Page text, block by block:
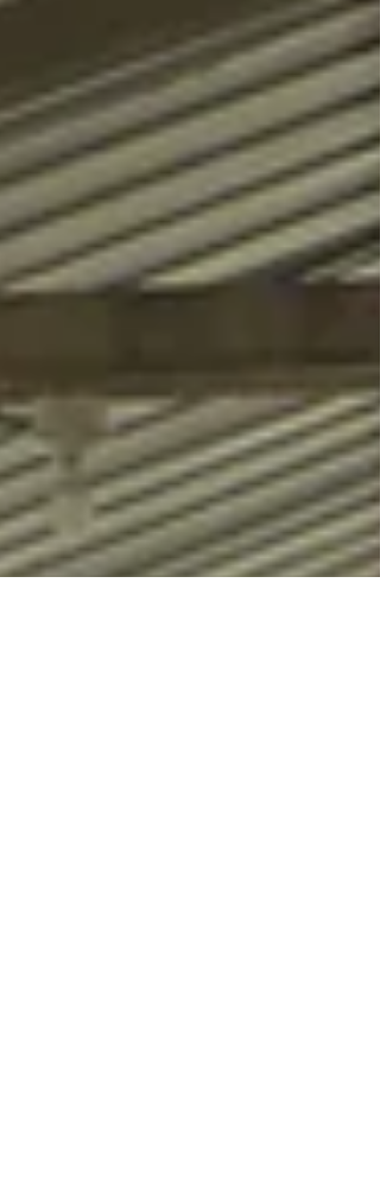
Gobierno Provincial de Orellana, entregó kits
pecuarios e insumos tales como: vitaminas,
desparasitantes, sal mineralizada, jeringas,...